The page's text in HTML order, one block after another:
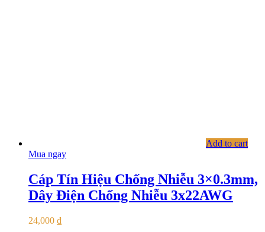
Add to cart
Mua ngay
Cáp Tín Hiệu Chống Nhiễu 3×0.3mm,
Dây Điện Chống Nhiễu 3x22AWG
24,000 ₫